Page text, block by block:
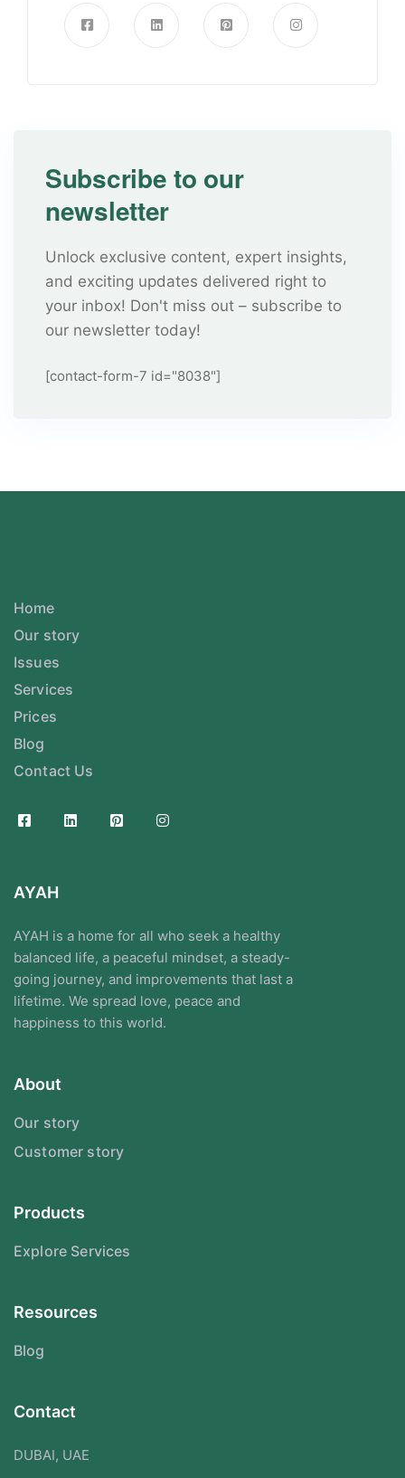
Subscribe to our
newsletter
Unlock exclusive content, expert insights,
and exciting updates delivered right to
your inbox! Don't miss out – subscribe to
our newsletter today!
[contact-form-7 id="8038"]
Home
Our story
Issues
Services
Prices
Blog
Contact Us
AYAH
AYAH is a home for all who seek a healthy
balanced life, a peaceful mindset, a steady-
going journey, and improvements that last a
lifetime. We spread love, peace and
happiness to this world.
About
Our story
Customer story
Products
Explore Services
Resources
Blog
Contact
DUBAI, UAE